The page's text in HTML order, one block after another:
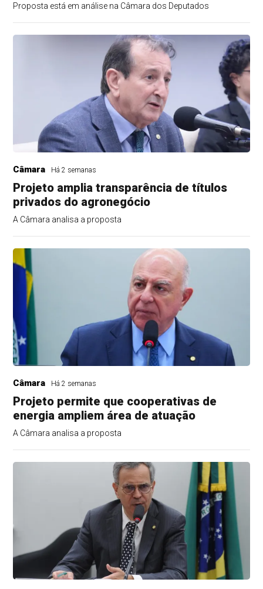
Proposta está em análise na Câmara dos Deputados
Câmara Há 2 semanas
Projeto amplia transparência de títulos
privados do agronegócio
A Câmara analisa a proposta
Câmara Há 2 semanas
Projeto permite que cooperativas de
energia ampliem área de atuação
A Câmara analisa a proposta